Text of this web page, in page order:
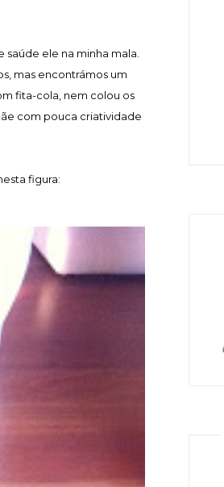
ele na minha mala.
mas encontrámos um
fita-cola, nem colou os
com pouca criatividade
figura: